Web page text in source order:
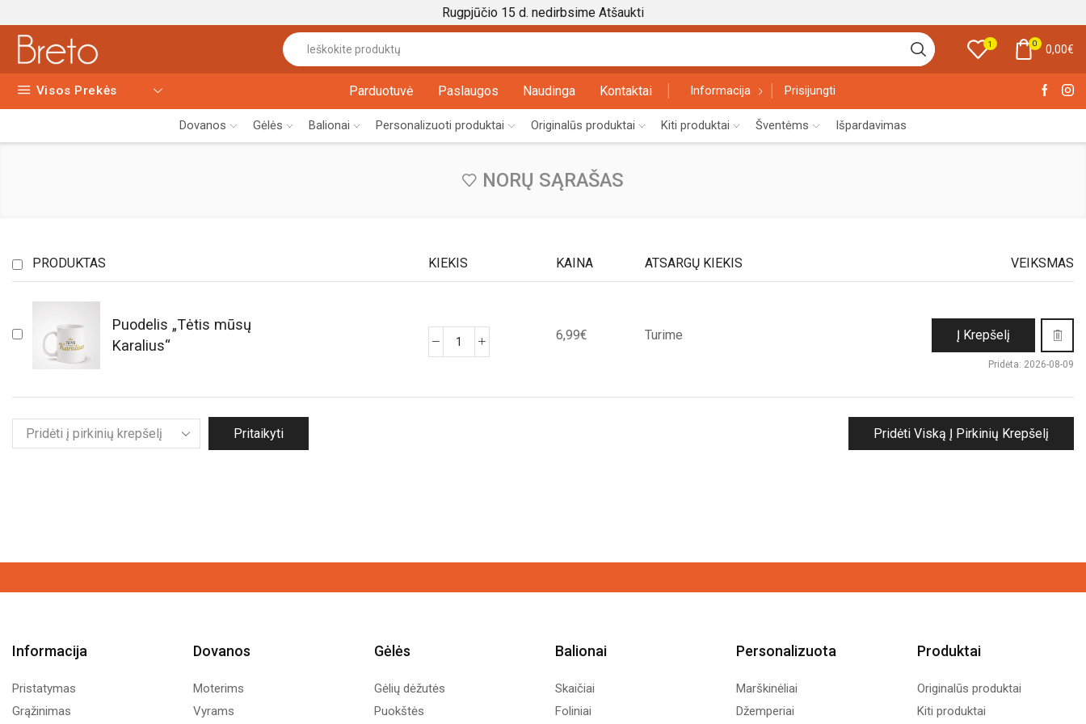
Rugpjūčio 15 d. nedirbsime Atšaukti
input
1 0 0,00€
Visos Prekės Parduotuvė Paslaugos Naudinga Kontaktai Informacija Prisijungti
Dovanos Gėlės Balionai Personalizuoti produktai Originalūs produktai Kiti produktai Šventėms Išpardavimas
NORŲ SĄRAŠAS
PRODUKTAS KIEKIS KAINA ATSARGŲ KIEKIS VEIKSMAS
Puodelis „Tėtis mūsų
Karalius“
produkto
„Tėtis
6,99€ Turime Į Krepšelį
Pridėta: 2026-08-09
Pritaikyti Pridėti Viską Į Pirkinių Krepšelį
Informacija
Pristatymas
Grąžinimas
Dovanos
Moterims
Vyrams
Gėlės
Gėlių dėžutės
Puokštės
Balionai
Skaičiai
Foliniai
Personalizuota
Marškinėliai
Džemperiai
Produktai
Originalūs produktai
Kiti produktai